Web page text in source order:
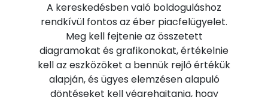
A kereskedésben való boldoguláshoz
rendkívül fontos az éber piacfelügyelet.
Meg kell fejtenie az összetett
diagramokat és grafikonokat, értékelnie
kell az eszközöket a bennük rejlő értékük
alapján, és ügyes elemzésen alapuló
döntéseket kell végrehajtania, hogy